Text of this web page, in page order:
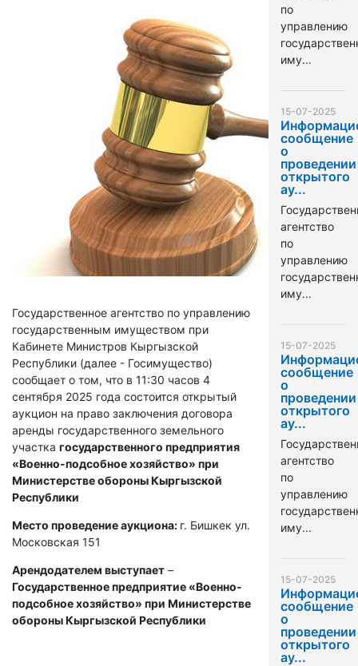
Государственное агентство по управлению
государственным имуществом при
Кабинете Министров Кыргызской
Республики (далее - Госимущество)
сообщает о том, что в 11:30 часов 4
сентября 2025 года состоится открытый
аукцион на право заключения договора
аренды государственного земельного
участка государственного предприятия
«Военно-подсобное хозяйство» при
Министерстве обороны Кыргызской
Республики
Место проведение аукциона: г. Бишкек ул.
Московская 151
Арендодателем выступает –
Государственное предприятие «Военно-
подсобное хозяйство» при Министерстве
обороны Кыргызской Республики
по
управлению
иму...
15-07-2025
сообщение
о
проведении
открытого
ау...
агентство
по
управлению
иму...
15-07-2025
сообщение
о
проведении
открытого
ау...
агентство
по
управлению
иму...
15-07-2025
сообщение
о
проведении
открытого
ау...